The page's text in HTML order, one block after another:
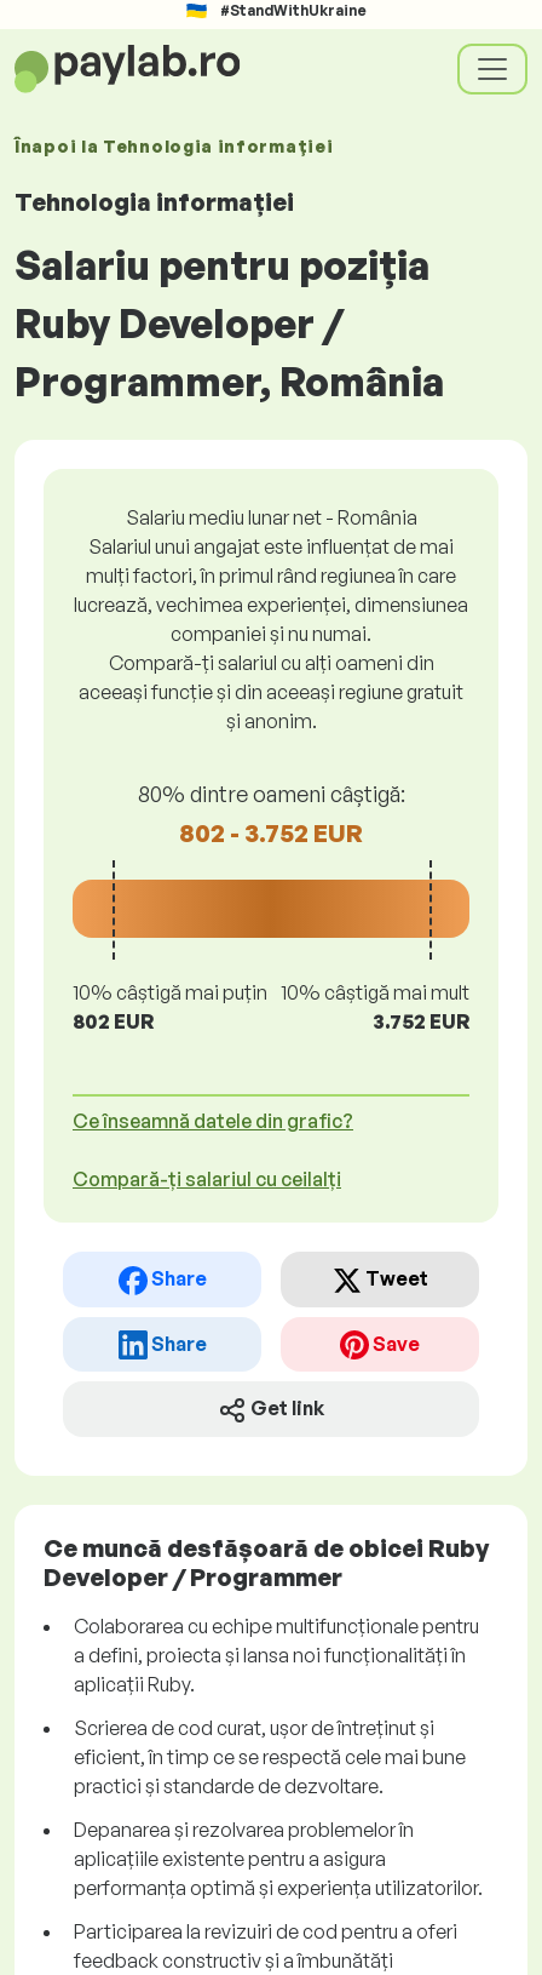
#StandWithUkraine
Înapoi la Tehnologia informației
Tehnologia informației
Salariu pentru poziția
Ruby Developer /
Programmer, România
Salariu mediu lunar net - România
Salariul unui angajat este influențat de mai
mulți factori, în primul rând regiunea în care
lucrează, vechimea experienței, dimensiunea
companiei și nu numai.
Compară-ți salariul cu alți oameni din
aceeași funcție și din aceeași regiune gratuit
și anonim.
80% dintre oameni câștigă:
802 - 3.752 EUR
10% câștigă mai puțin
802 EUR
10% câștigă mai mult
3.752 EUR
Ce înseamnă datele din grafic?
Compară-ți salariul cu ceilalți
Share Tweet
Share Save
Get link
Ce muncă desfășoară de obicei Ruby
Developer / Programmer
Colaborarea cu echipe multifuncționale pentru
a defini, proiecta și lansa noi funcționalități în
aplicații Ruby.
Scrierea de cod curat, ușor de întreținut și
eficient, în timp ce se respectă cele mai bune
practici și standarde de dezvoltare.
Depanarea și rezolvarea problemelor în
aplicațiile existente pentru a asigura
performanța optimă și experiența utilizatorilor.
Participarea la revizuiri de cod pentru a oferi
feedback constructiv și a îmbunătăți